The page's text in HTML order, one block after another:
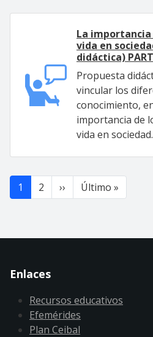
La
vida en
didáctica)
Propuesta
vincular los
conocimiento,
importancia de
vida en sociedad.
Paginación
1 2 ›› Siguiente página
Último »
Enlaces
Recursos educativos
Efemérides
Plan Ceibal